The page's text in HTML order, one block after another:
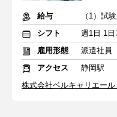
給与
シフト
週1日 1
雇用形態
派遣社員
アクセス
静岡駅
株式会社ベルキャリエー